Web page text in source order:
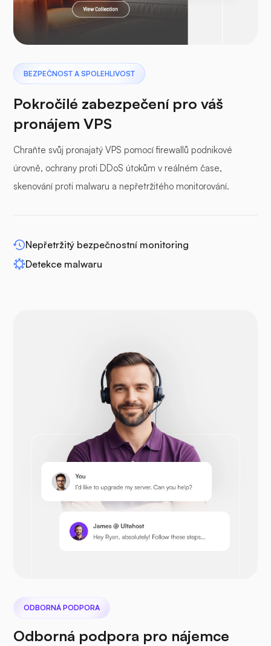
Pterodaktyl
Vyrovnávací panel
WP-extendify
Opencart
Prestashop
BEZPEČNOST A SPOLEHLIVOST
Pokročilé zabezpečení pro váš
pronájem VPS
Chraňte svůj pronajatý VPS pomocí firewallů podnikové
úrovně, ochrany proti DDoS útokům v reálném čase,
skenování proti malwaru a nepřetržitého monitorování.
Nepřetržitý bezpečnostní monitoring
Detekce malwaru
ODBORNÁ PODPORA
Odborná podpora pro nájemce